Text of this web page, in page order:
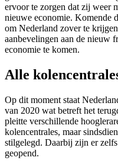
ervoor te zorgen dat zij weer
nieuwe economie. Komende
om Nederland zover te
aanbevelingen aan de nieuw
economie te komen.
Alle
Op dit moment staat
van 2020 wat betreft het
pleitte verschillende
kolencentrales, maar
stilgelegd. Daarbij zijn er
geopend.